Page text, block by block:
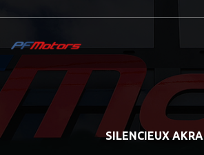
SILENCIEUX AKRA